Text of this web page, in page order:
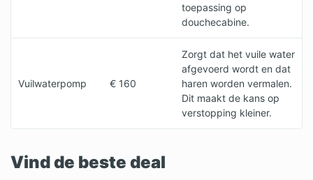
toepassing op
douchecabine.
Vuilwaterpomp € 160
Zorgt dat het vuile water
afgevoerd wordt en dat
haren worden vermalen.
Dit maakt de kans op
verstopping kleiner.
Vind de beste deal